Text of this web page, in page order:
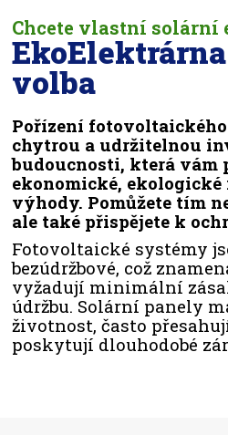
Chcete vlastní solární
volba
Pořízení
chytrou a udržitelnou
budoucnosti, která vám
ekonomické,
výhody. Pomůžete tím
ale také přispějete k
Fotovoltaické systémy
bezúdržbové, což
vyžadují minimální
údržbu. Solární panely
životnost, často
poskytují dlouhodobé